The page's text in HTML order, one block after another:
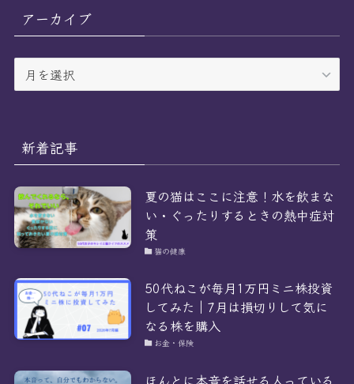
ー
アーカイブ
ー
ブ
新着記事
夏の猫はここに注意！水を飲まな
い・ぐったりするときの熱中症対
策
猫の健康
50代ねこが毎月1万円ミニ株投資
してみた｜7月は損切りして気に
なる株を購入
お金・保険
ほんとに本音を話せる人っている